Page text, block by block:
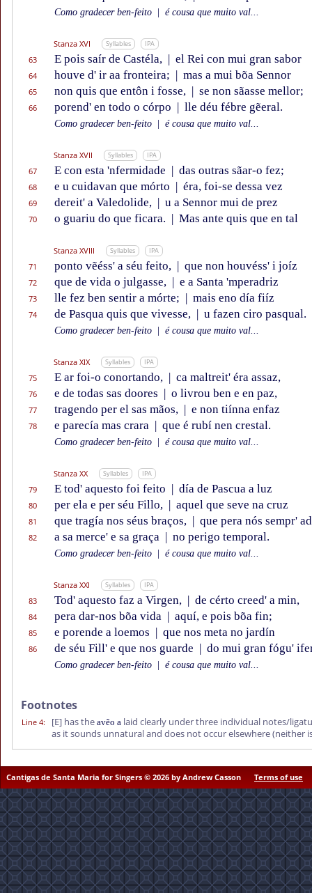
Como gradecer ben-feito é cousa que muito val...
Stanza XVI Syllables IPA
63 E pois saír de Castéla, | el Rei con mui gran sabor
64 houve d' ir aa fronteira; | mas a mui bõa Sennor
65 non quis que entôn i fosse, | se non sãasse mellor;
66 porend' en todo o córpo | lle déu fébre gẽeral.
Como gradecer ben-feito é cousa que muito val...
Stanza XVII Syllables IPA
67 E con esta 'nfermidade | das outras sãar-o fez;
68 e u cuidavan que mórto | éra, foi-se dessa vez
69 dereit' a Valedolide, | u a Sennor mui de prez
70 o guariu do que ficara. | Mas ante quis que en tal
Stanza XVIII Syllables IPA
71 ponto vẽéss' a séu feito, | que non houvéss' i joíz
72 que de vida o julgasse, | e a Santa 'mperadriz
73 lle fez ben sentir a mórte; | mais eno día fiíz
74 de Pasqua quis que vivesse, | u fazen ciro pasqual.
Como gradecer ben-feito é cousa que muito val...
Stanza XIX Syllables IPA
75 E ar foi-o conortando, | ca maltreit' éra assaz,
76 e de todas sas doores | o livrou ben e en paz,
77 tragendo per el sas mãos, | e non tiínna enfaz
78 e parecía mas crara | que é rubí nen crestal.
Como gradecer ben-feito é cousa que muito val...
Stanza XX Syllables IPA
79 E tod' aquesto foi feito | día de Pascua a luz
80 per ela e per séu Fillo, | aquel que seve na cruz
81 que tragía nos séus braços, | que pera nós sempr'
82 a sa merce' e sa graça | no perigo temporal.
Como gradecer ben-feito é cousa que muito val...
Stanza XXI Syllables IPA
83 Tod' aquesto faz a Virgen, | de cérto creed' a min,
84 pera dar-nos bõa vida | aquí, e pois bõa fin;
85 e porende a loemos | que nos meta no jardín
86 de séu Fill' e que nos guarde | do mui gran fógu'
Como gradecer ben-feito é cousa que muito val...
Footnotes
Line 4: [E] has the avẽo a laid clearly under three individual notes/
as it sounds unnatural and does not occur elsewhere (neither
Cantigas de Santa Maria for Singers © 2026 by Andrew Casson Terms of use